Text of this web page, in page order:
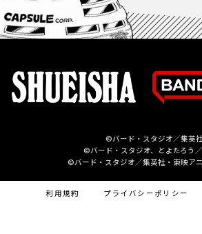
©バード・スタジオ／集英
©バード・スタジオ、とよたろう
©バード・スタジオ／集英社・東映ア
利用規約 プライバシーポリシー